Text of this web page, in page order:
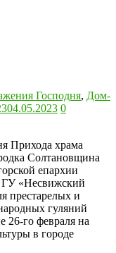
Господня, Дом-
04.05.2023 0
Прихода храма
Солтановщина
епархии
ГУ «Несвижский
престарелых и
гуляний
26-го февраля на
в городе